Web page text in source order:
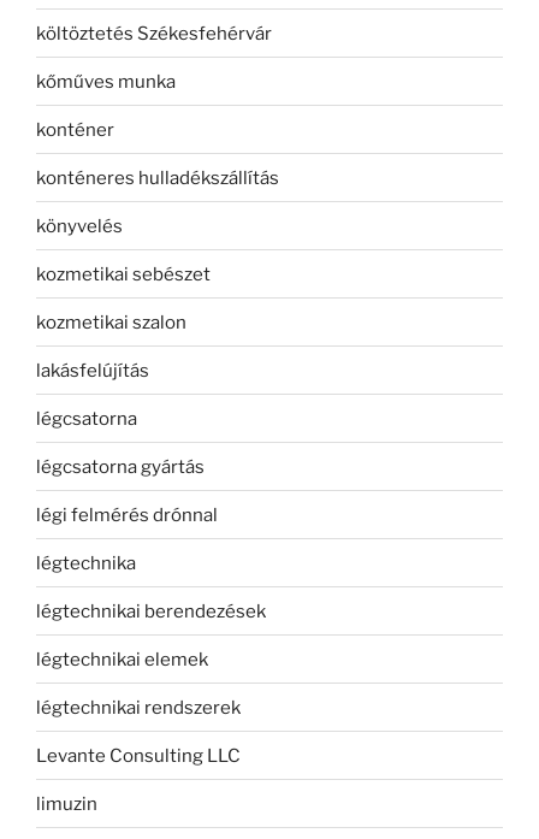
költöztetés Székesfehérvár
kőműves munka
konténer
konténeres hulladékszállítás
könyvelés
kozmetikai sebészet
kozmetikai szalon
lakásfelújítás
légcsatorna
légcsatorna gyártás
légi felmérés drónnal
légtechnika
légtechnikai berendezések
légtechnikai elemek
légtechnikai rendszerek
Levante Consulting LLC
limuzin